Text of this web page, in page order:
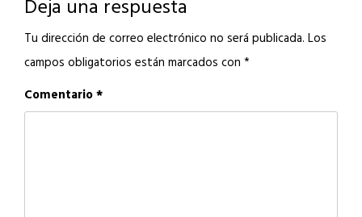
Deja una respuesta
Tu dirección de correo electrónico no será publicada. Los
campos obligatorios están marcados con *
Comentario*